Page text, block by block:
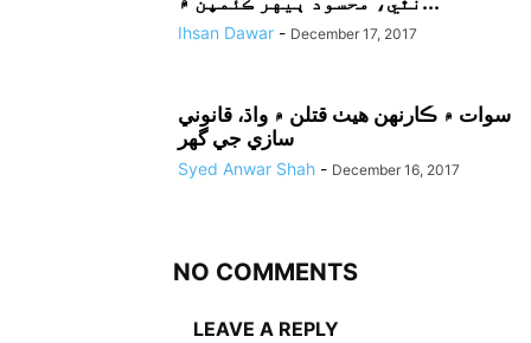
Ihsan Dawar - December 17, 2017
سوات ۾ ڪارنهن هيٺ قتلن ۾ واڌ، قانوني
سازي جي گهر
Syed Anwar Shah - December 16, 2017
NO COMMENTS
LEAVE A REPLY